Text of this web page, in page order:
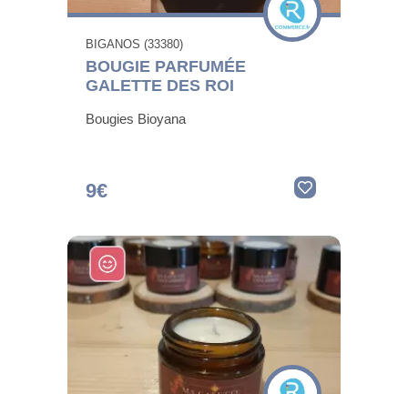
BIGANOS (33380)
BOUGIE PARFUMÉE
GALETTE DES ROI
Bougies Bioyana
9€